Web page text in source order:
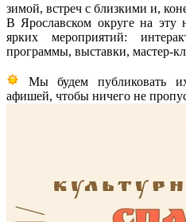
зимой, встреч с близкими и,
В Ярославском округе на эту
ярких мероприятий:
программы, выставки, мастер-
Мы будем публиковать
афишей, чтобы ничего не